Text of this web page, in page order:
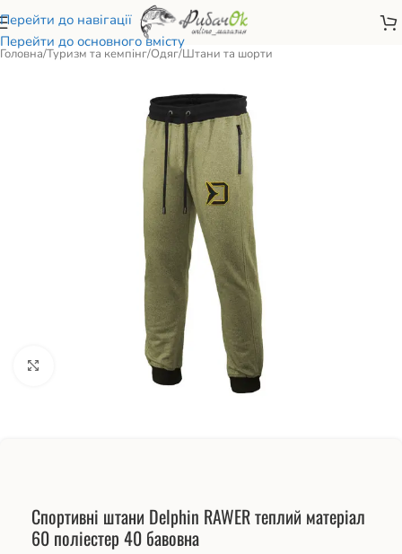
Перейти до навігації
Перейти до основного вмісту
Головна/Туризм та кемпінг/Одяг/Штани та шорти
Натисніть, щоб збільшити
Спортивні штани Delphin RAWER теплий матеріал
60 поліестер 40 бавовна